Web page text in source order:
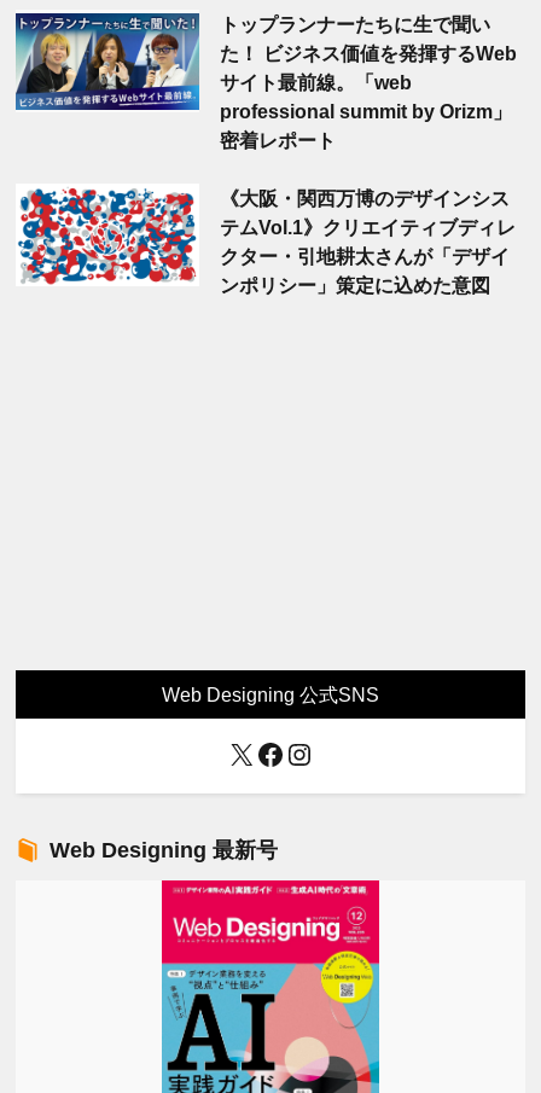
トップランナーたちに生で聞い
た！ ビジネス価値を発揮するWeb
サイト最前線。「web
professional summit by Orizm」
密着レポート
《大阪・関西万博のデザインシス
テムVol.1》クリエイティブディレ
クター・引地耕太さんが「デザイ
ンポリシー」策定に込めた意図
Web Designing 公式SNS
X Facebook
Instagram
Web Designing 最新号